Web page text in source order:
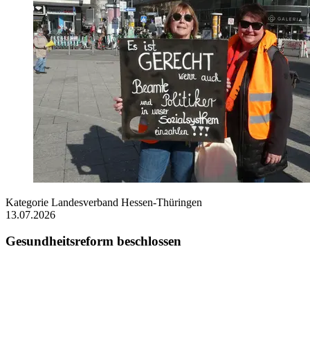
Kategorie Landesverband Hessen-Thüringen
13.07.2026
Gesundheitsreform beschlossen